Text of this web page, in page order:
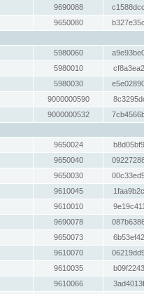
9690088
9650080
5980060
5980010
5980030
9000000590
9000000532
9650024
9650040
9650030
9610045
9610010
9690078
9650073
9610070
9610035
9610066